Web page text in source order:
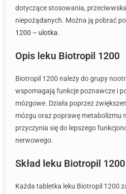
dotyczące stosowania,
niepożądanych. Można ją pobrać
1200 – ulotka.
Opis leku Biotropil 1200
Biotropil 1200 należy do grupy
wspomagają funkcje poznawcze i
mózgowe. Działa poprzez
mózgu oraz poprawę metabolizmu
przyczynia się do lepszego
nerwowego.
Skład leku Biotropil 1200
Każda tabletka leku Biotropil 1200